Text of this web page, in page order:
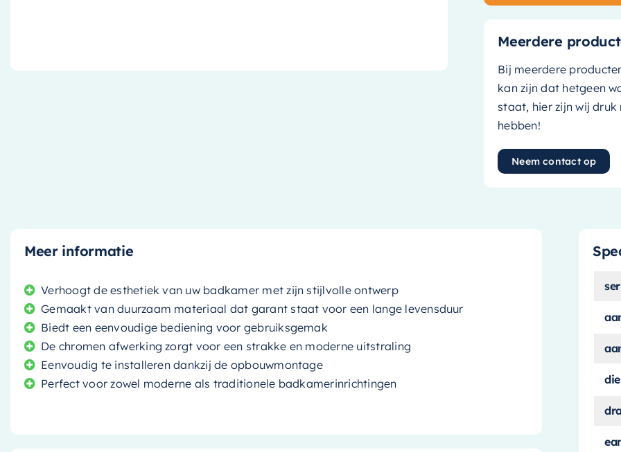
Meerdere
Bij meerdere
kan zijn dat hetgeen
staat, hier zijn wij
hebben!
Neem contact op
Meer informatie
Verhoogt de esthetiek van uw badkamer met zijn stijlvolle ontwerp
Gemaakt van duurzaam materiaal dat garant staat voor een lange levensduur
Biedt een eenvoudige bediening voor gebruiksgemak
De chromen afwerking zorgt voor een strakke en moderne uitstraling
Eenvoudig te installeren dankzij de opbouwmontage
Perfect voor zowel moderne als traditionele badkamerinrichtingen